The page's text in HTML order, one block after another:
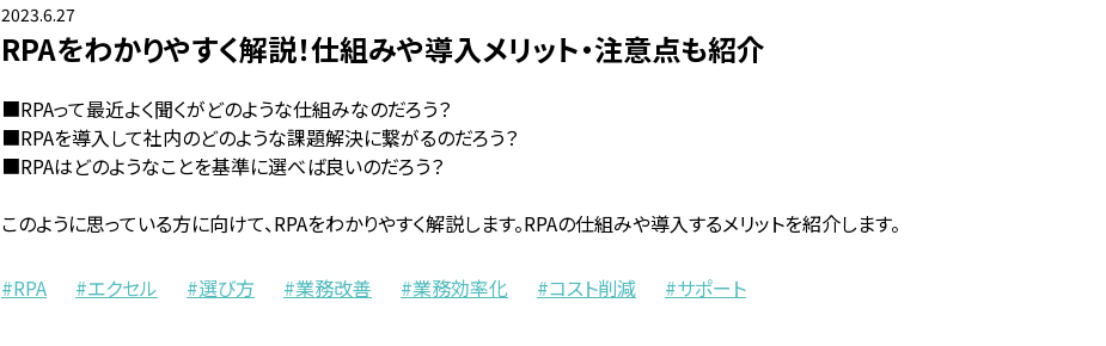
2023.6.27
RPAをわかりやすく解説！仕組みや導入メリット・注意点も紹介
■RPAって最近よく聞くがどのような仕組みなのだろう？
■RPAを導入して社内のどのような課題解決に繋がるのだろう？
■RPAはどのようなことを基準に選べば良いのだろう？
このように思っている方に向けて、RPAをわかりやすく解説します。RPAの仕組みや導入するメリットを紹介します。
RPA エクセル 選び方 業務改善 業務効率化 コスト削減 サポート